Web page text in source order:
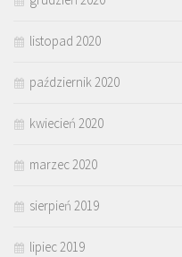
listopad 2020
październik 2020
kwiecień 2020
marzec 2020
sierpień 2019
lipiec 2019